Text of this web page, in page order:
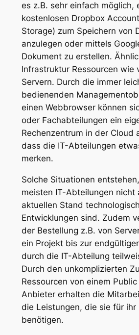
es z.B. sehr einfach möglich,
kostenlosen Dropbox
Storage) zum Speichern von
anzulegen oder mittels
Dokument zu erstellen.
Infrastruktur Ressourcen wie
Servern. Durch die immer
bedienenden
einen Webbrowser können
oder Fachabteilungen ein
Rechenzentrum in der Cloud
dass die IT-Abteilungen
merken.
Solche Situationen
meisten IT-Abteilungen nicht
aktuellen Stand
Entwicklungen sind. Zudem
der Bestellung z.B. von
ein Projekt bis zur
durch die IT-Abteilung
Durch den unkomplizierten
Ressourcen von einem Public
Anbieter erhalten die
die Leistungen, die sie für ihr
benötigen.